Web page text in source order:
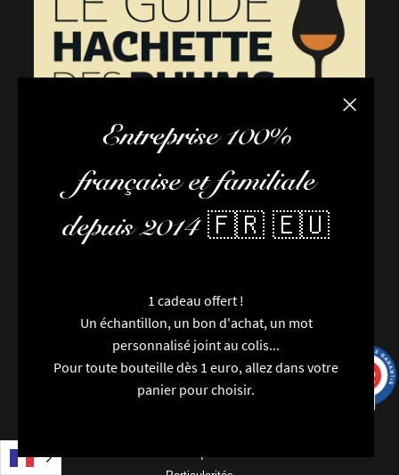
8
Fermer
Entreprise 100%
française et familiale
depuis 2014 🇫🇷 🇪🇺
1 cadeau offert !
Un échantillon, un bon d'achat, un mot
personnalisé joint au colis...
Pour toute bouteille dès 1 euro, allez dans votre
panier pour choisir.
FAQ / Aide
Conditions de livraison
Conditions générales de vente
L’équipe
Newsletter
/10
9991 avis